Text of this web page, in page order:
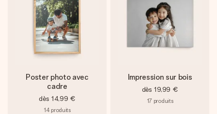
Poster photo avec
cadre
dès 14,99 €
14 produits
Impression sur bois
dès 19,99 €
17 produits